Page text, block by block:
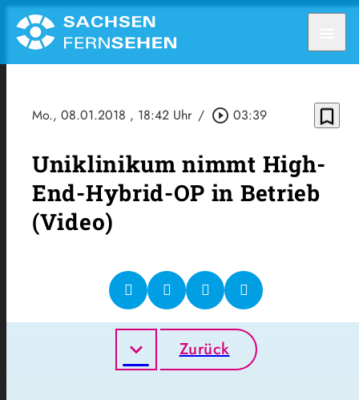
Mo., 08.01.2018 , 18:42 Uhr / play_circle_outline 03:39 bookmark_border
Uniklinikum nimmt High-
End-Hybrid-OP in Betrieb
(Video)
Zurück